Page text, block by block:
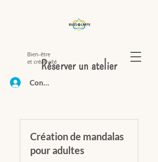
Bien-être
et créativité
Connexion
Réserver un atelier
Création de mandalas
pour adultes